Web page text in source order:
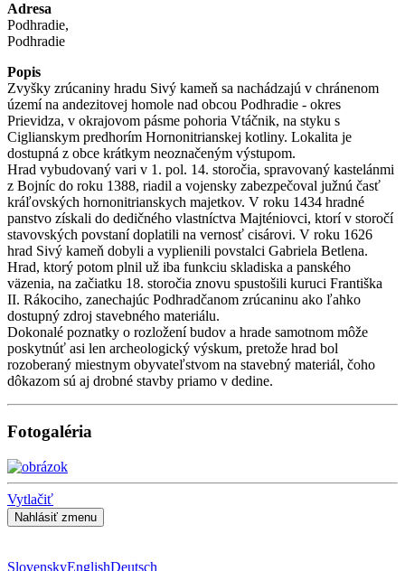
Adresa
Podhradie,
Podhradie
Popis
Zvyšky zrúcaniny hradu Sivý kameň sa nachádzajú v chránenom
území na andezitovej homole nad obcou Podhradie - okres
Prievidza, v okrajovom pásme pohoria Vtáčnik, na styku s
Ciglianskym predhorím Hornonitrianskej kotliny. Lokalita je
dostupná z obce krátkym neoznačeným výstupom.
Hrad vybudovaný vari v 1. pol. 14. storočia, spravovaný kastelánmi
z Bojníc do roku 1388, riadil a vojensky zabezpečoval južnú časť
kráľovských hornonitrianskych majetkov. V roku 1434 hradné
panstvo získali do dedičného vlastníctva Majténiovci, ktorí v storočí
stavovských povstaní doplatili na vernosť cisárovi. V roku 1626
hrad Sivý kameň dobyli a vyplienili povstalci Gabriela Betlena.
Hrad, ktorý potom plnil už iba funkciu skladiska a panského
väzenia, na začiatku 18. storočia znovu spustošili kuruci Františka
II. Rákociho, zanechajúc Podhradčanom zrúcaninu ako ľahko
dostupný zdroj stavebného materiálu.
Dokonalé poznatky o rozložení budov a hrade samotnom môže
poskytnúť asi len archeologický výskum, pretože hrad bol
rozoberaný miestnym obyvateľstvom na stavebný materiál, čoho
dôkazom sú aj drobné stavby priamo v dedine.
Fotogaléria
Vytlačiť
SlovenskyEnglishDeutsch